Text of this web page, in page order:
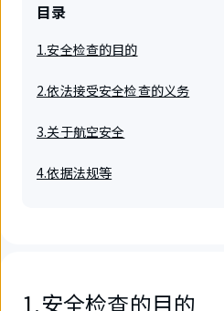
目录
1.安全检查的目的
2.依法接受安全检查的义务
3.关于航空安全
4.依据法规等
1.安全检查的目的